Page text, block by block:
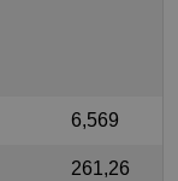
6,569
261,26